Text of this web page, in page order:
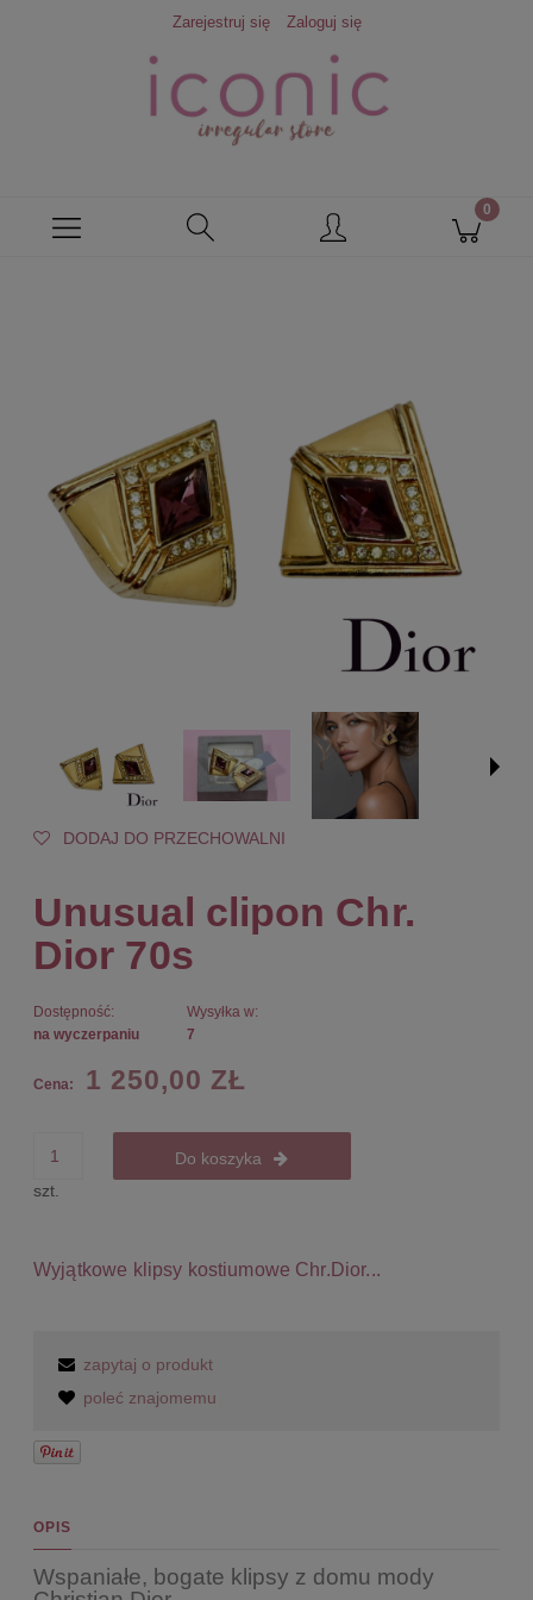
Zarejestruj się Zaloguj się
DODAJ DO PRZECHOWALNI
Unusual clipon Chr.
Dior 70s
Dostępność:
na wyczerpaniu
Wysyłka w:
7
Cena: 1 250,00 ZŁ
szt.
Do koszyka
Wyjątkowe klipsy kostiumowe Chr.Dior...
zapytaj o produkt
poleć znajomemu
OPIS
Wspaniałe, bogate klipsy z domu mody